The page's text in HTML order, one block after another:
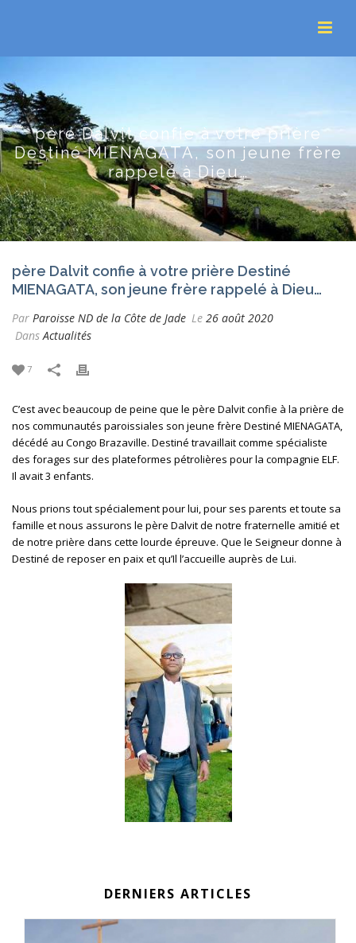
père Dalvit confie à votre prière
Destiné MIENAGATA, son jeune frère
rappelé à Dieu…
père Dalvit confie à votre prière Destiné
MIENAGATA, son jeune frère rappelé à Dieu…
Par Paroisse ND de la Côte de Jade Le 26 août 2020
DansActualités
7
C’est avec beaucoup de peine que le père Dalvit confie à la prière de
nos communautés paroissiales son jeune frère Destiné MIENAGATA,
décédé au Congo Brazaville. Destiné travaillait comme spécialiste
des forages sur des plateformes pétrolières pour la compagnie ELF.
Il avait 3 enfants.
Nous prions tout spécialement pour lui, pour ses parents et toute sa
famille et nous assurons le père Dalvit de notre fraternelle amitié et
de notre prière dans cette lourde épreuve. Que le Seigneur donne à
Destiné de reposer en paix et qu’Il l’accueille auprès de Lui.
DERNIERS ARTICLES